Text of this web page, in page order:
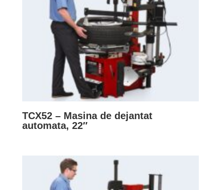
TCX52 – Masina de dejantat
automata, 22″